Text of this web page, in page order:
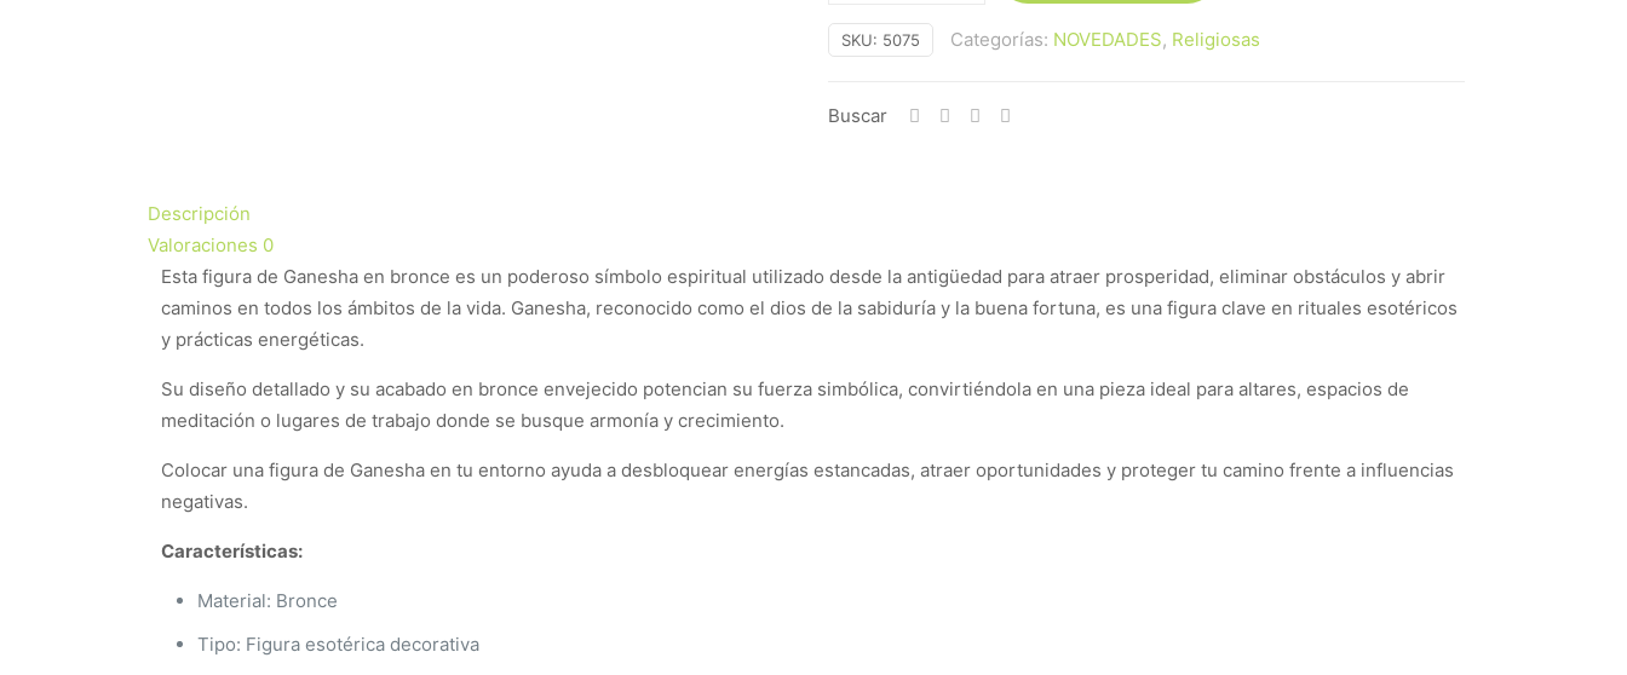
Bronce
Ganesha
3
SKU: 5075 Categorías: NOVEDADES, Religiosas
Buscar
Descripción
Valoraciones 0
Esta figura de Ganesha en bronce es un poderoso símbolo espiritual utilizado desde la antigüedad para atraer prosperidad, eliminar obstáculos y abrir
caminos en todos los ámbitos de la vida. Ganesha, reconocido como el dios de la sabiduría y la buena fortuna, es una figura clave en rituales esotéricos
y prácticas energéticas.
Su diseño detallado y su acabado en bronce envejecido potencian su fuerza simbólica, convirtiéndola en una pieza ideal para altares, espacios de
meditación o lugares de trabajo donde se busque armonía y crecimiento.
Colocar una figura de Ganesha en tu entorno ayuda a desbloquear energías estancadas, atraer oportunidades y proteger tu camino frente a influencias
negativas.
Características:
Material: Bronce
Tipo: Figura esotérica decorativa